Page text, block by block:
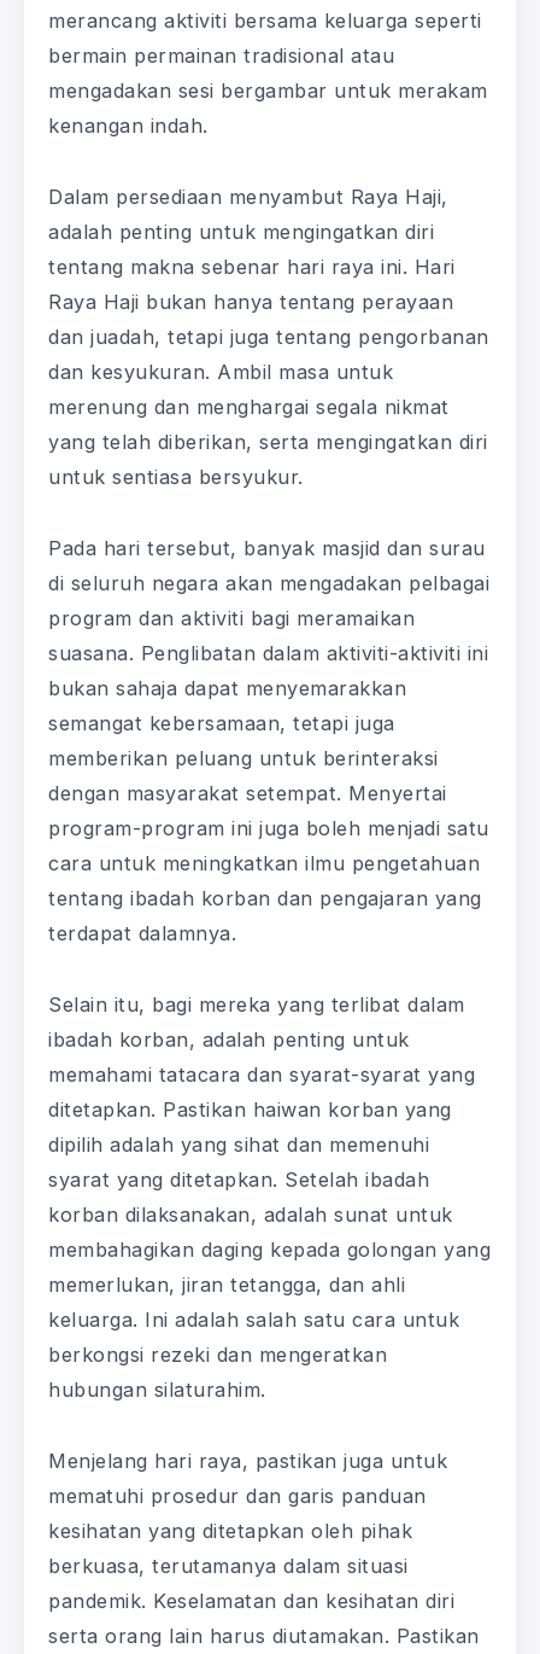
merancang aktiviti bersama keluarga seperti
bermain permainan tradisional atau
mengadakan sesi bergambar untuk merakam
kenangan indah.
Dalam persediaan menyambut Raya Haji,
adalah penting untuk mengingatkan diri
tentang makna sebenar hari raya ini. Hari
Raya Haji bukan hanya tentang perayaan
dan juadah, tetapi juga tentang pengorbanan
dan kesyukuran. Ambil masa untuk
merenung dan menghargai segala nikmat
yang telah diberikan, serta mengingatkan diri
untuk sentiasa bersyukur.
Pada hari tersebut, banyak masjid dan surau
di seluruh negara akan mengadakan pelbagai
program dan aktiviti bagi meramaikan
suasana. Penglibatan dalam aktiviti-aktiviti ini
bukan sahaja dapat menyemarakkan
semangat kebersamaan, tetapi juga
memberikan peluang untuk berinteraksi
dengan masyarakat setempat. Menyertai
program-program ini juga boleh menjadi satu
cara untuk meningkatkan ilmu pengetahuan
tentang ibadah korban dan pengajaran yang
terdapat dalamnya.
Selain itu, bagi mereka yang terlibat dalam
ibadah korban, adalah penting untuk
memahami tatacara dan syarat-syarat yang
ditetapkan. Pastikan haiwan korban yang
dipilih adalah yang sihat dan memenuhi
syarat yang ditetapkan. Setelah ibadah
korban dilaksanakan, adalah sunat untuk
membahagikan daging kepada golongan yang
memerlukan, jiran tetangga, dan ahli
keluarga. Ini adalah salah satu cara untuk
berkongsi rezeki dan mengeratkan
hubungan silaturahim.
Menjelang hari raya, pastikan juga untuk
mematuhi prosedur dan garis panduan
kesihatan yang ditetapkan oleh pihak
berkuasa, terutamanya dalam situasi
pandemik. Keselamatan dan kesihatan diri
serta orang lain harus diutamakan. Pastikan